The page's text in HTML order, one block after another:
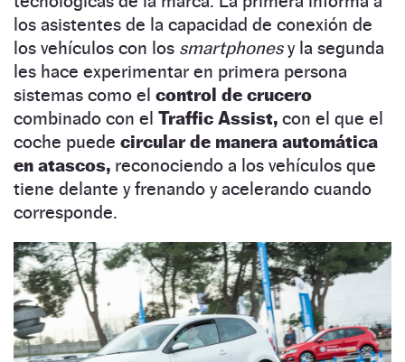
los asistentes de la capacidad de conexión de
los vehículos con los smartphonesy la segunda
les hace experimentar en primera persona
sistemas como el control de crucero
combinado con el Traffic Assist, con el que el
coche puede circular de manera automática
en atascos, reconociendo a los vehículos que
tiene delante y frenando y acelerando cuando
corresponde.